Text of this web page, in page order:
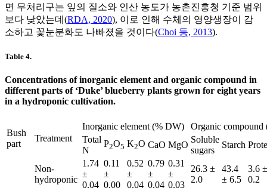
면 무처리구는 잎의 질소와 인산 농도가 농촌진흥청 기준 범위
보다 낮았는데(RDA, 2020), 이로 인해 수체의 영양생장이 감
소하고 꽃눈분화도 나빠졌을 것이다(Choi 등, 2013).
Table 4.
Concentrations of inorganic element and organic compound in
different parts of ‘Duke’ blueberry plants grown for eight years
in a hydroponic cultivation.
Bush
part
Treatment
Inorganic element (% DW)
Organic
Total
N
P2O5 K2O CaO MgO
Soluble
sugars
Starch
Non-
hydroponic
1.74
±
0.04
0.11
±
0.00
0.52
±
0.04
0.79
±
0.04
0.31
±
0.03
26.3 ±
2.0
43.4
± 6.5
3.6 ±
0.2